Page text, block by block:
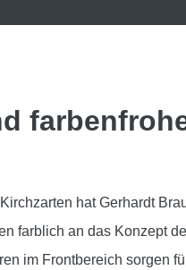
hat Gerhardt
farblich an das Konzept
im Frontbereich sorgen